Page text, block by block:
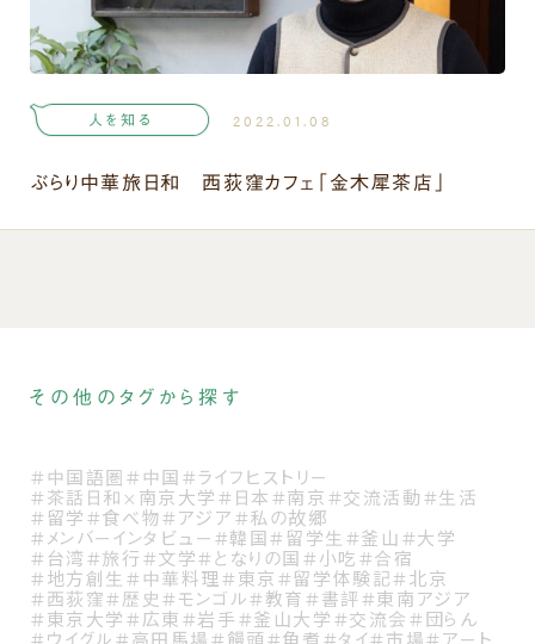
ぶらり中華旅日和 西荻窪カフェ「金木犀茶店」
2022.01.08
人を知る
その他のタグから探す
＃中国語圏＃中国＃ライフヒストリー
＃茶話日和×南京大学＃日本＃南京＃交流活動＃生活
＃留学＃食べ物＃アジア＃私の故郷
＃メンバーインタビュー＃韓国＃留学生 ＃釜山＃大学
＃台湾＃旅行＃文学＃となりの国＃小吃＃合宿
＃地方創生 ＃中華料理＃東京＃留学体験記＃北京
＃西荻窪＃歴史＃モンゴル＃教育＃書評＃東南アジア
＃東京大学＃広東＃岩手＃釜山大学＃交流会＃団らん
＃ウイグル＃高田馬場＃饅頭＃角煮＃タイ＃市場＃アート